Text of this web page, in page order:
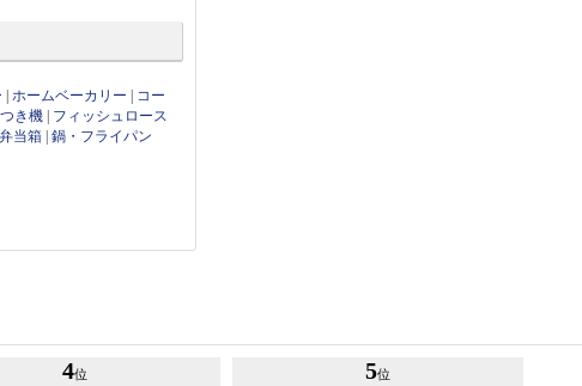
|ホームベーカリー
コー
き機
フィッシュロース
弁当箱 |鍋・フライパン
4位 5位